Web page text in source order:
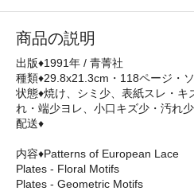
商品の説明
出版♦1991年 / 青菁社
種類♦29.8x21.3cm・118ページ・
状態♦焼け、シミ少、表紙スレ・
れ・端少ヨレ、小口キズ少・汚れ
配送♦
内容♦Patterns of European Lace
Plates - Floral Motifs
Plates - Geometric Motifs